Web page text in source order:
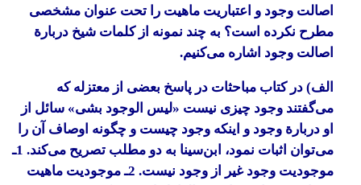
اصالت وجود و اعتباریت ماهیت را تحت عنوان مشخصی
مطرح نکرده است؟ به چند نمونه از کلمات شیخ دربارة
اصالت وجود اشاره می‌کنیم.
الف) در کتاب مباحثات در پاسخ بعضی از معتزله که
می‌گفتند وجود چیزی نیست «لیس الوجود بشی» سائل از
او دربارة ‌وجود و اینکه وجود چیست و چگونه اوصاف آن را
می‌توان اثبات نمود، ابن‌سینا به دو مطلب تصریح می‌کند. 1ـ
موجودیت وجود غیر از وجود نیست. 2ـ موجودیت ماهیت